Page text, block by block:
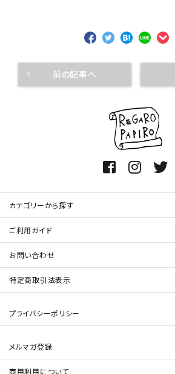
前の記事へ
カテゴリーから探す
ご利用ガイド
お問い合わせ
特定商取引法表示
プライバシーポリシー
メルマガ登録
商用利用について